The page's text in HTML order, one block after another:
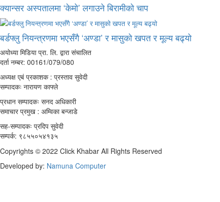
क्यान्सर अस्पतालमा ‘केमो’ लगाउने बिरामीको चाप
बर्डफ्लु नियन्त्रणमा भएसँगै ‘अण्डा’ र मासुको खपत र मूल्य बढ्यो
अयोध्या मिडिया प्रा. लि. द्वारा संचालित
दर्ता नम्बर: 00161/079/080
अध्यक्ष एबं प्रकाशक : प्रस्ताव सुवेदी
सम्पादकः नारायण काफ्ले
प्रधान सम्पादकः सनद अधिकारी
समाचार प्रमुख : अम्विका बन्जाडे
सह-सम्पादकः प्रदिप सुवेदी
सम्पर्क: ९८५५०५४१३५
Copyrights © 2022 Click Khabar All Rights Reserved
Developed by: Namuna Computer